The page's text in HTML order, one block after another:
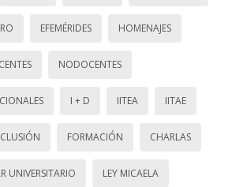
EFEMÉRIDES HOMENAJES
NODOCENTES
I + D IITEA IITAE
FORMACIÓN CHARLAS
UNIVERSITARIO LEY MICAELA